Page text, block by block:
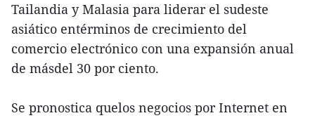
Tailandia y Malasia para liderar el sudeste
asiático entérminos de crecimiento del
comercio electrónico con una expansión anual
de másdel 30 por ciento.
Se pronostica quelos negocios por Internet en